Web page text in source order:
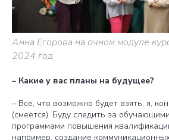
Анна Егорова на очном модуле
2024 год
– Какие у вас планы на будущее?
– Все, что возможно будет взять, я,
(смеется). Буду следить за
программами повышения
например, создание